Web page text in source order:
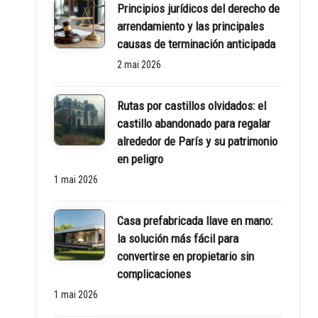
rt
y
o
rl
d
Principios jurídicos del derecho de
arrendamiento y las principales
causas de terminación anticipada
2 mai 2026
Rutas por castillos olvidados: el
castillo abandonado para regalar
alrededor de París y su patrimonio
en peligro
1 mai 2026
Casa prefabricada llave en mano:
la solución más fácil para
convertirse en propietario sin
complicaciones
1 mai 2026